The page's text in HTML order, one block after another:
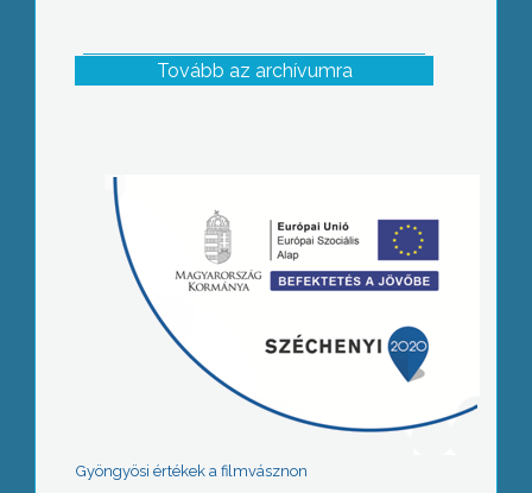
Tovább az archívumra
Gyöngyösi értékek a filmvásznon